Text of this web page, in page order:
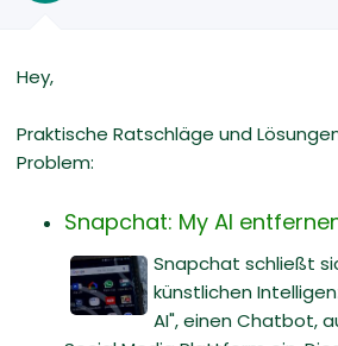
Hey,
Praktische Ratschläge und
Problem:
Snapchat: My AI
Snapchat schließt
künstlichen
AI", einen Chatbot,